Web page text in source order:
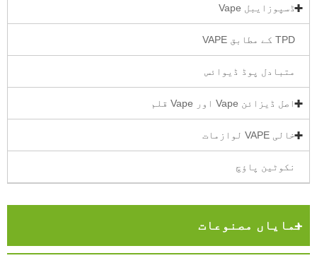
ڈسپوزایبل Vape
TPD کے مطابق VAPE
متبادل پوڈ ڈیوائس
اصل ڈیزائن Vape اور Vape قلم
خالی VAPE لوازمات
نکوٹین پاؤچ
نمایاں مصنوعات